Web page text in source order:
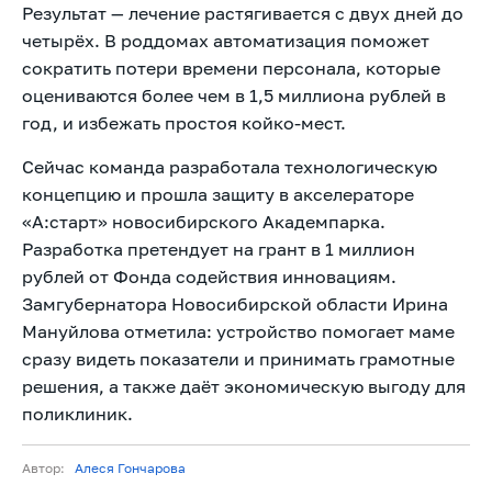
Результат — лечение растягивается с двух дней до
четырёх. В роддомах автоматизация поможет
сократить потери времени персонала, которые
оцениваются более чем в 1,5 миллиона рублей в
год, и избежать простоя койко-мест.
Сейчас команда разработала технологическую
концепцию и прошла защиту в акселераторе
«А:старт» новосибирского Академпарка.
Разработка претендует на грант в 1 миллион
рублей от Фонда содействия инновациям.
Замгубернатора Новосибирской области Ирина
Мануйлова отметила: устройство помогает маме
сразу видеть показатели и принимать грамотные
решения, а также даёт экономическую выгоду для
поликлиник.
Автор: Алеся Гончарова